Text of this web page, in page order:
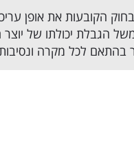
הקובעות את אופן
הגבלת יכולתו של
בהתאם לכל מקרה